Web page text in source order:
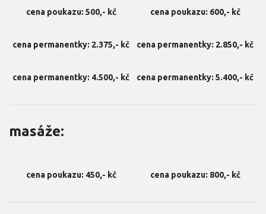
cena poukazu: 500,- kč cena poukazu: 600,- kč
cena permanentky: 2.375,- kč cena permanentky: 2.850,- kč
cena permanentky: 4.500,- kč cena permanentky: 5.400,- kč
masáže:
cena poukazu: 450,- kč cena poukazu: 800,- kč